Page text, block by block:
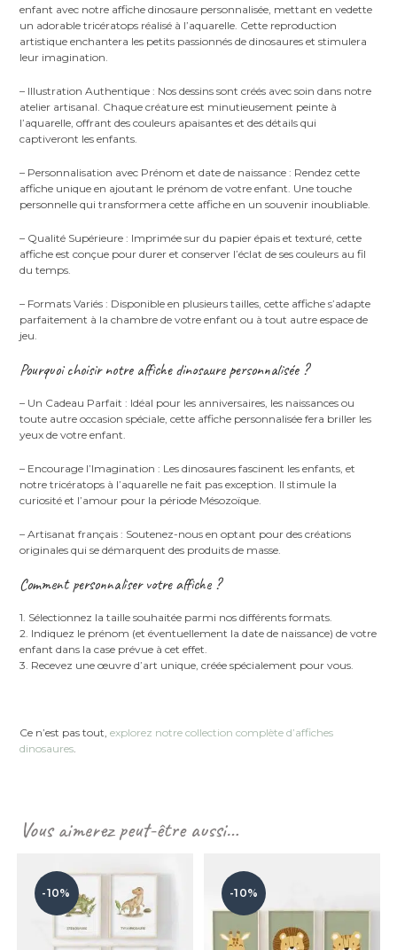
enfant avec notre affiche dinosaure personnalisée, mettant en vedette
un adorable tricératops réalisé à l’aquarelle. Cette reproduction
artistique enchantera les petits passionnés de dinosaures et stimulera
leur imagination.
– Illustration Authentique : Nos dessins sont créés avec soin dans notre
atelier artisanal. Chaque créature est minutieusement peinte à
l’aquarelle, offrant des couleurs apaisantes et des détails qui
captiveront les enfants.
– Personnalisation avec Prénom et date de naissance : Rendez cette
affiche unique en ajoutant le prénom de votre enfant. Une touche
personnelle qui transformera cette affiche en un souvenir inoubliable.
– Qualité Supérieure : Imprimée sur du papier épais et texturé, cette
affiche est conçue pour durer et conserver l’éclat de ses couleurs au fil
du temps.
– Formats Variés : Disponible en plusieurs tailles, cette affiche s’adapte
parfaitement à la chambre de votre enfant ou à tout autre espace de
jeu.
Pourquoi choisir notre affiche dinosaure personnalisée ?
– Un Cadeau Parfait : Idéal pour les anniversaires, les naissances ou
toute autre occasion spéciale, cette affiche personnalisée fera briller les
yeux de votre enfant.
– Encourage l’Imagination : Les dinosaures fascinent les enfants, et
notre tricératops à l’aquarelle ne fait pas exception. Il stimule la
curiosité et l’amour pour la période Mésozoïque.
– Artisanat français : Soutenez-nous en optant pour des créations
originales qui se démarquent des produits de masse.
Comment personnaliser votre affiche ?
1. Sélectionnez la taille souhaitée parmi nos différents formats.
2. Indiquez le prénom (et éventuellement la date de naissance) de votre
enfant dans la case prévue à cet effet.
3. Recevez une œuvre d’art unique, créée spécialement pour vous.
Ce n’est pas tout,explorez notre collection complète d’affiches
dinosaures.
Vous aimerez peut-être aussi…
-10% -10%